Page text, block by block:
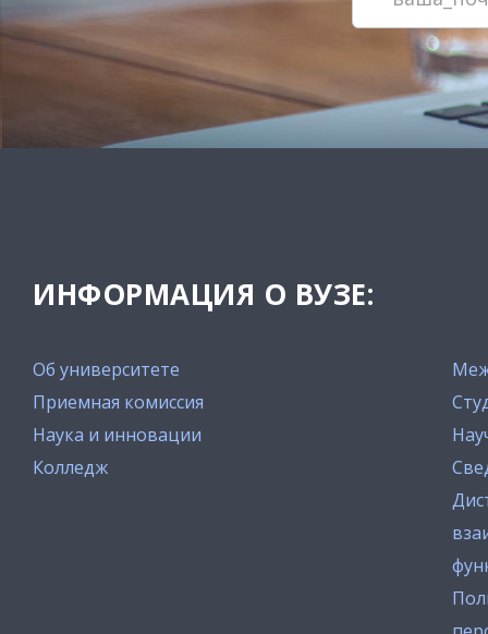
ИНФОРМАЦИЯ О ВУЗЕ:
Об университете
Приемная комиссия
Наука и инновации
Колледж